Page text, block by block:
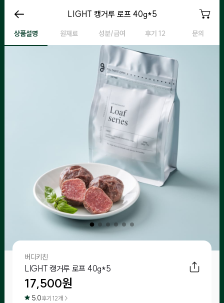
LIGHT 캥거루 로프 200g
LIGHT 캥거루 로프 40g*5
상품설명 원재료 성분/급여 후기 12 문의
LIGHT 캥거루 로프 200g
버디키친
LIGHT 캥거루 로프 40g*5
17,500원
5.0후기 12개 >